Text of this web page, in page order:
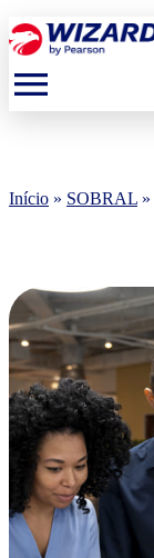
menu
Início » SOBRAL »